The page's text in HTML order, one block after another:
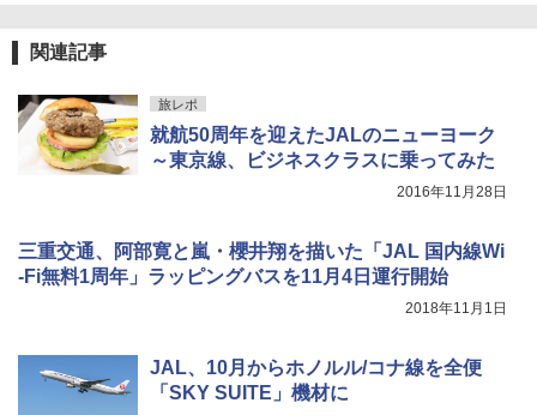
関連記事
旅レポ
就航50周年を迎えたJALのニューヨーク
～東京線、ビジネスクラスに乗ってみた
2016年11月28日
三重交通、阿部寛と嵐・櫻井翔を描いた「JAL 国内線Wi
-Fi無料1周年」ラッピングバスを11月4日運行開始
2018年11月1日
JAL、10月からホノルル/コナ線を全便
「SKY SUITE」機材に